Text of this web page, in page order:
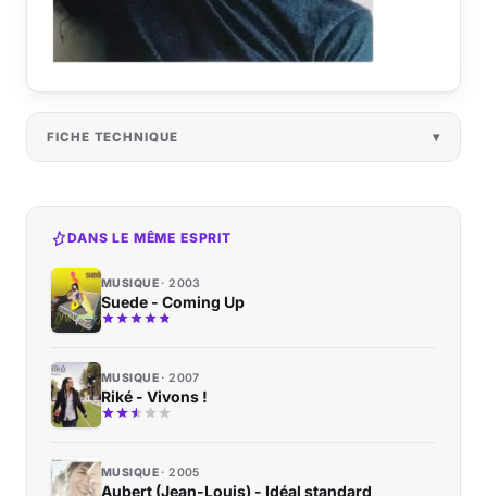
FICHE TECHNIQUE
DANS LE MÊME ESPRIT
MUSIQUE 2003
Suede - Coming Up
MUSIQUE 2007
Riké - Vivons !
MUSIQUE 2005
Aubert (Jean-Louis) - Idéal standard